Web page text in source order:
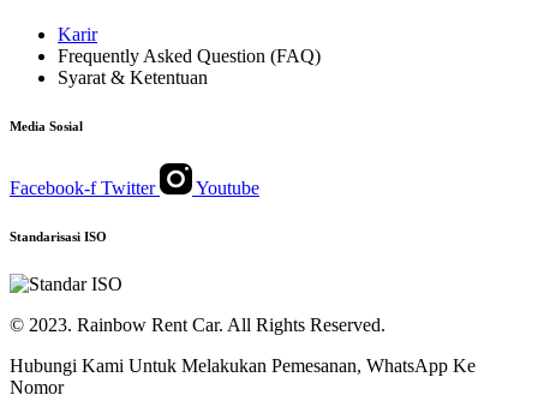
Karir
Frequently Asked Question (FAQ)
Syarat & Ketentuan
Media Sosial
Facebook-f Twitter Youtube
Standarisasi ISO
© 2023. Rainbow Rent Car. All Rights Reserved.
Hubungi Kami Untuk Melakukan Pemesanan, WhatsApp Ke
Nomor